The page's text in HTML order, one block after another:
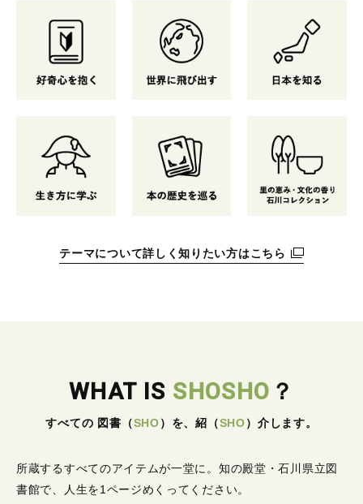
テーマについて詳しく知りたい方はこちら
WHAT IS SHOSHO ？
すべての 図書 （SHO） を、紹 （SHO） 介します。
所蔵するすべてのアイテムが一堂に。 知の殿堂・石川県立図
書館で、人生を1ページめくってください。